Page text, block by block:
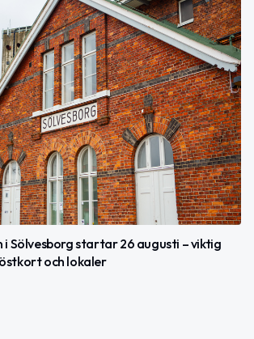
Sölvesborg startar 26 augusti – viktig
och lokaler